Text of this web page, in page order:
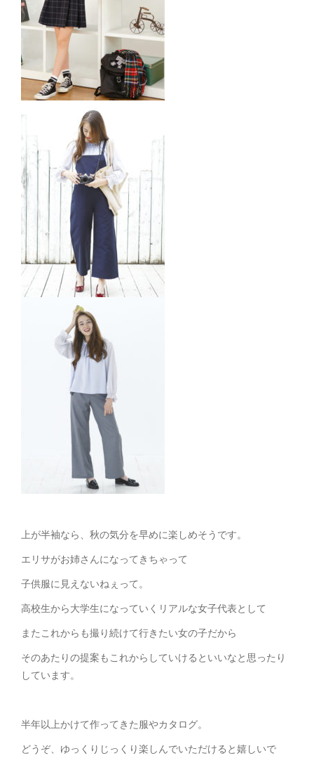
上が半袖なら、秋の気分を早めに楽しめそうです。
エリサがお姉さんになってきちゃって
子供服に見えないねぇって。
高校生から大学生になっていくリアルな女子代表として
またこれからも撮り続けて行きたい女の子だから
そのあたりの提案もこれからしていけるといいなと思ったり
しています。
半年以上かけて作ってきた服やカタログ。
どうぞ、ゆっくりじっくり楽しんでいただけると嬉しいで